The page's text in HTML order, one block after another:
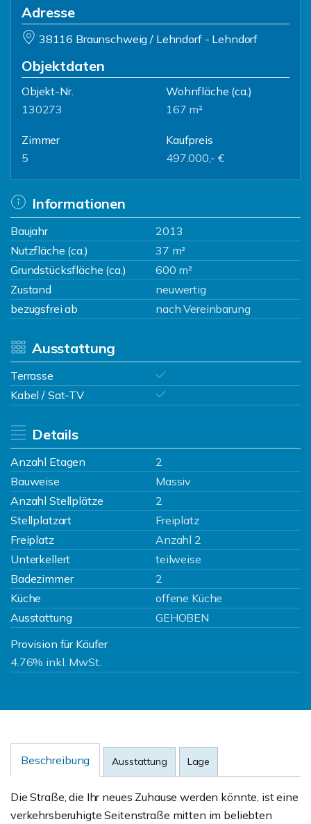
Adresse
38116 Braunschweig / Lehndorf - Lehndorf
Objektdaten
Objekt-Nr.
130273
Wohnfläche (ca.)
167 m²
Zimmer
5
Kaufpreis
497.000,- €
Informationen
Baujahr
2013
Nutzfläche (ca.)
37 m²
Grundstücksfläche (ca.)
600 m²
Zustand
neuwertig
bezugsfrei ab
nach Vereinbarung
Ausstattung
Terrasse
Kabel / Sat-TV
Details
Anzahl Etagen
2
Bauweise
Massiv
Anzahl Stellplätze
2
Stellplatzart
Freiplatz
Freiplatz
Anzahl 2
Unterkellert
teilweise
Badezimmer
2
Küche
offene Küche
Ausstattung
GEHOBEN
Provision für Käufer
4.76% inkl. MwSt.
Beschreibung Ausstattung Lage
Die Straße, die Ihr neues Zuhause werden könnte, ist eine
verkehrsberuhigte Seitenstraße mitten im beliebten